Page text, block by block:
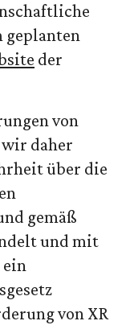
geplanten
der
von
daher
über die
gemäß
und mit
von XR